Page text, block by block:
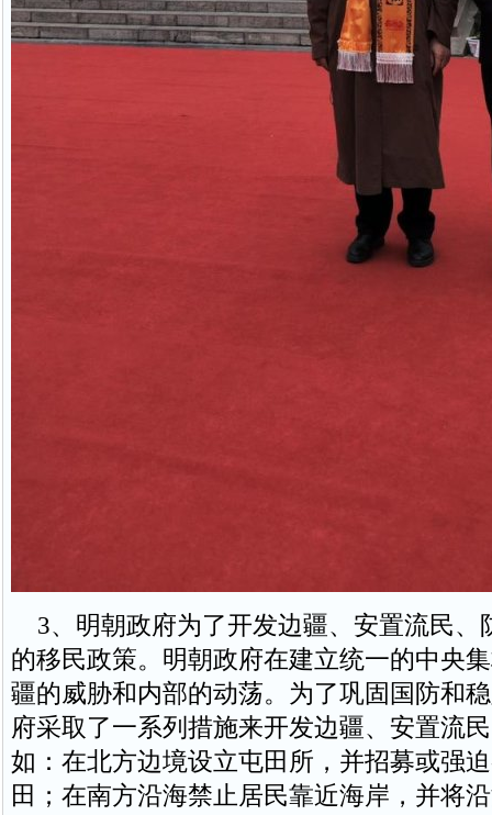
3、明朝政府为了开发边疆、安置流民、
的移民政策。明朝政府在建立统一的中央
疆的威胁和内部的动荡。为了巩固国防和
府采取了一系列措施来开发边疆、安置流
如：在北方边境设立屯田所，并招募或强
田；在南方沿海禁止居民靠近海岸，并将